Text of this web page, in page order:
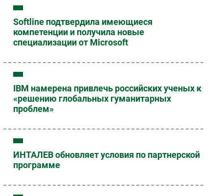
Softline подтвердила имеющиеся
компетенции и получила новые
специализации от Microsoft
IBM намерена привлечь российских ученых к
«решению глобальных гуманитарных
проблем»
ИНТАЛЕВ обновляет условия по партнерской
программе